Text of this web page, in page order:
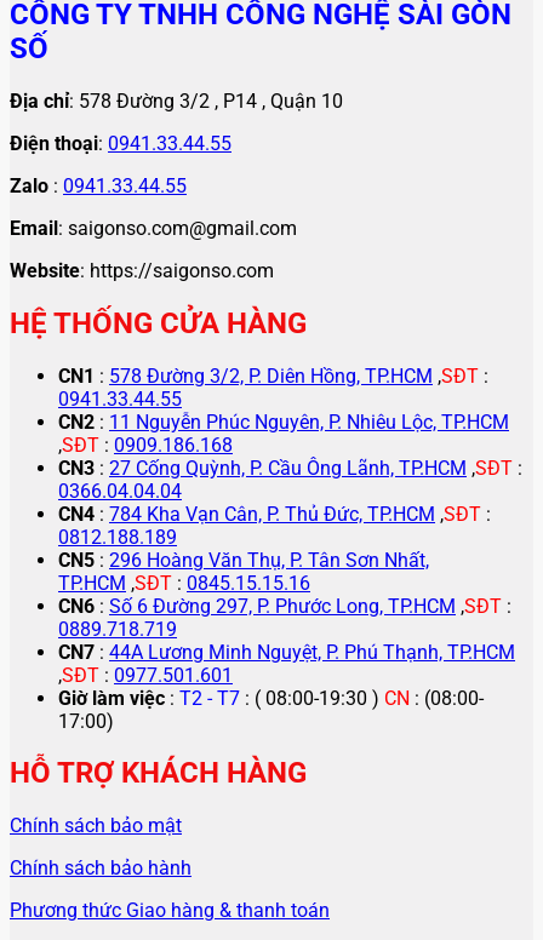
CÔNG TY TNHH CÔNG NGHỆ SÀI GÒN
SỐ
Địa chỉ: 578 Đường 3/2 , P14 , Quận 10
Điện thoại: 0941.33.44.55
Zalo : 0941.33.44.55
Email: saigonso.com@gmail.com
Website: https://saigonso.com
HỆ THỐNG CỬA HÀNG
CN1 : 578 Đường 3/2, P. Diên Hồng, TP.HCM ,SĐT :
0941.33.44.55
CN2 : 11 Nguyễn Phúc Nguyên, P. Nhiêu Lộc, TP.HCM
,SĐT : 0909.186.168
CN3 : 27 Cống Quỳnh, P. Cầu Ông Lãnh, TP.HCM ,SĐT :
0366.04.04.04
CN4 : 784 Kha Vạn Cân, P. Thủ Đức, TP.HCM ,SĐT :
0812.188.189
CN5 : 296 Hoàng Văn Thụ, P. Tân Sơn Nhất,
TP.HCM ,SĐT : 0845.15.15.16
CN6 : Số 6 Đường 297, P. Phước Long, TP.HCM ,SĐT :
0889.718.719
CN7 : 44A Lương Minh Nguyệt, P. Phú Thạnh, TP.HCM
,SĐT : 0977.501.601
Giờ làm việc : T2 - T7 : ( 08:00-19:30 ) CN : (08:00-
17:00)
HỖ TRỢ KHÁCH HÀNG
Chính sách bảo mật
Chính sách bảo hành
Phương thức Giao hàng & thanh toán